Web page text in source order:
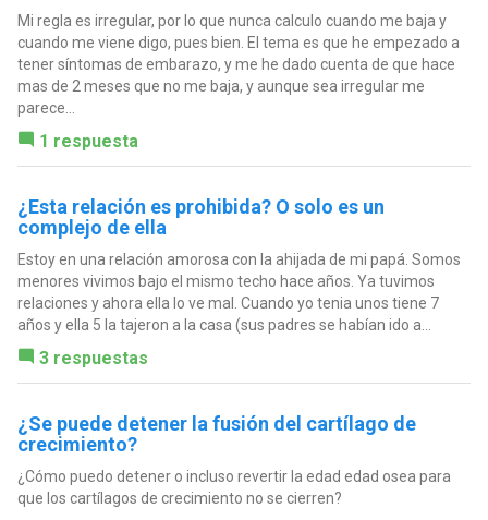
Mi regla es irregular, por lo que nunca calculo cuando me baja y
cuando me viene digo, pues bien. El tema es que he empezado a
tener síntomas de embarazo, y me he dado cuenta de que hace
mas de 2 meses que no me baja, y aunque sea irregular me
parece...
1 respuesta
¿Esta relación es prohibida? O solo es un
complejo de ella
Estoy en una relación amorosa con la ahijada de mi papá. Somos
menores vivimos bajo el mismo techo hace años. Ya tuvimos
relaciones y ahora ella lo ve mal. Cuando yo tenia unos tiene 7
años y ella 5 la tajeron a la casa (sus padres se habían ido a...
3 respuestas
¿Se puede detener la fusión del cartílago de
crecimiento?
¿Cómo puedo detener o incluso revertir la edad edad osea para
que los cartílagos de crecimiento no se cierren?